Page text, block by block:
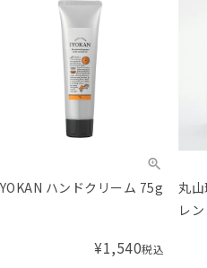
丸山珈琲 ドリップバッグ ブ
レビューキャンペーン対象品